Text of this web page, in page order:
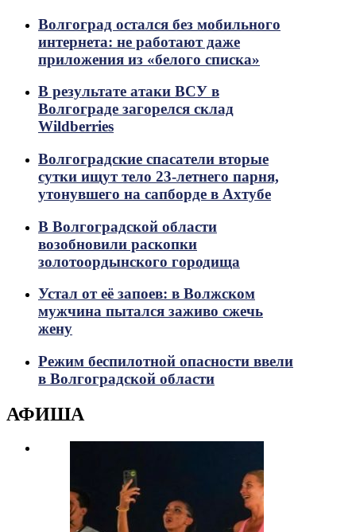
Волгоград остался без мобильного
интернета: не работают даже
приложения из «белого списка»
В результате атаки ВСУ в
Волгограде загорелся склад
Wildberries
Волгоградские спасатели вторые
сутки ищут тело 23-летнего парня,
утонувшего на сапборде в Ахтубе
В Волгоградской области
возобновили раскопки
золотоордынского городища
Устал от её запоев: в Волжском
мужчина пытался заживо сжечь
жену
Режим беспилотной опасности ввели
в Волгоградской области
АФИША